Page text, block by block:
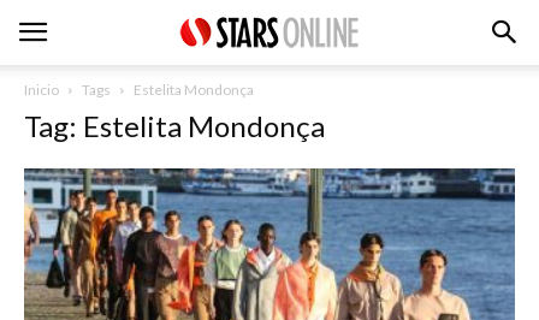
Inicio Tags Estelita Mondonça
Tag: Estelita Mondonça